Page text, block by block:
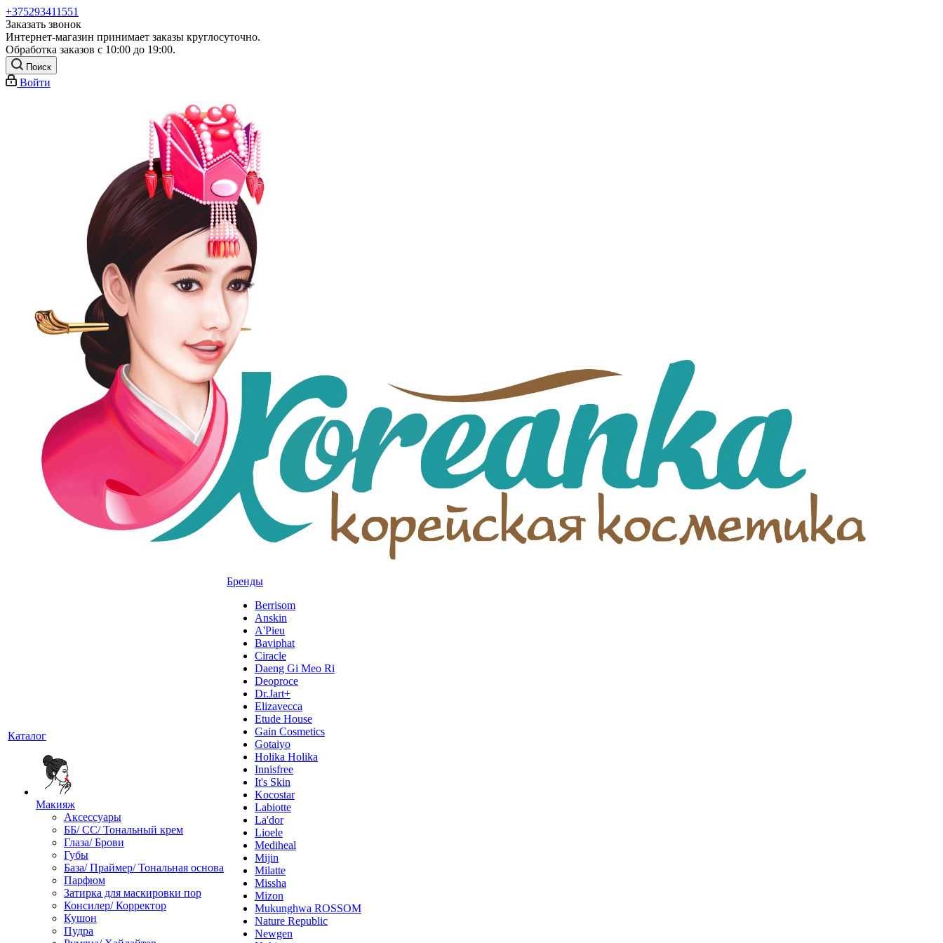
+375293411551
Заказать звонок
Интернет-магазин принимает заказы круглосуточно.
Обработка заказов с 10:00 до 19:00.
Поиск
Войти
Каталог
Макияж
Аксессуары
ББ/ СС/ Тональный крем
Глаза/ Брови
Губы
База/ Праймер/ Тональная основа
Парфюм
Затирка для маскировки пор
Консилер/ Корректор
Кушон
Пудра
Бренды
Berrisom
Anskin
A'Pieu
Baviphat
Ciracle
Daeng Gi Meo Ri
Deoproce
Dr.Jart+
Elizavecca
Etude House
Gain Cosmetics
Gotaiyo
Holika Holika
Innisfree
It's Skin
Kocostar
Labiotte
La'dor
Lioele
Mediheal
Mijin
Milatte
Missha
Mizon
Mukunghwa ROSSOM
Nature Republic
Newgen